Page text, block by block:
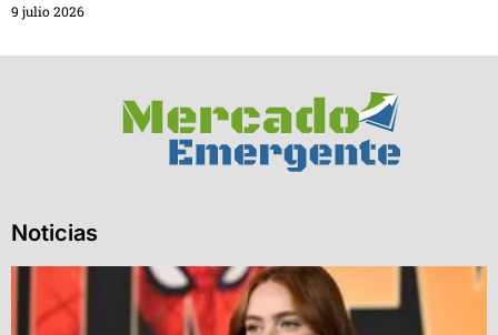
9 julio 2026
Noticias